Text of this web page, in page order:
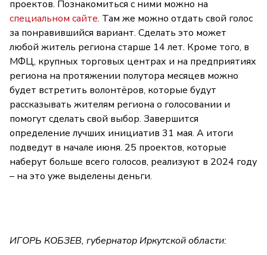
проектов. Познакомиться с ними можно на
специальном сайте. Там же можно отдать свой голос
за понравившийся вариант. Сделать это может
любой житель региона старше 14 лет. Кроме того, в
МФЦ, крупных торговых центрах и на предприятиях
региона на протяжении полутора месяцев можно
будет встретить волонтёров, которые будут
рассказывать жителям региона о голосовании и
помогут сделать свой выбор. Завершится
определение лучших инициатив 31 мая. А итоги
подведут в начале июня. 25 проектов, которые
наберут больше всего голосов, реализуют в 2024 году
– на это уже выделены деньги.
ИГОРЬ КОБЗЕВ, губернатор Иркутской области: